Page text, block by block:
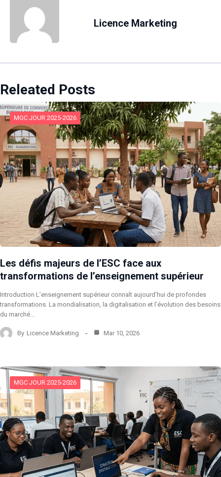
Licence Marketing
Releated Posts
MGC JOUR 2025-2026
Les défis majeurs de l’ESC face aux
transformations de l’enseignement supérieur
Introduction L’enseignement supérieur connaît aujourd’hui de profondes
transformations. La mondialisation, la digitalisation et l’évolution des besoins
du marché…
By Licence Marketing Mar 10, 2026
MGC JOUR 2025-2026